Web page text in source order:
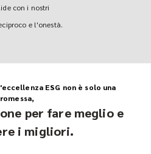
con i nostri
e l'onestà.
ESG non è solo una
per fare meglio e
i migliori.